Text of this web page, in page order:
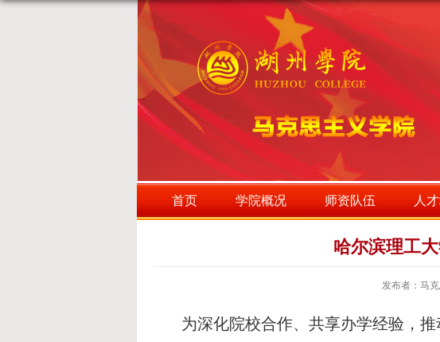
首页 学院概况 师资队伍 人
哈尔滨理工
发布者：马
为深化院校合作、共享办学经验，推